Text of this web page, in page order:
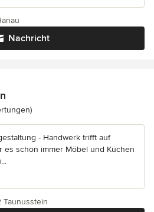
Nachricht
5 von 5 Sternen
- Handwerk trifft auf
es schon immer Möbel und Küchen
Taunusstein